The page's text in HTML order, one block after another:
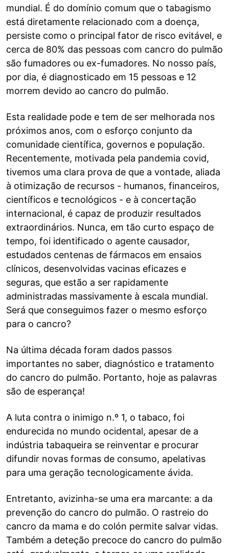
mundial. É do domínio comum que o tabagismo
está diretamente relacionado com a doença,
persiste como o principal fator de risco evitável, e
cerca de 80% das pessoas com cancro do pulmão
são fumadores ou ex-fumadores. No nosso país,
por dia, é diagnosticado em 15 pessoas e 12
morrem devido ao cancro do pulmão.
Esta realidade pode e tem de ser melhorada nos
próximos anos, com o esforço conjunto da
comunidade científica, governos e população.
Recentemente, motivada pela pandemia covid,
tivemos uma clara prova de que a vontade, aliada
à otimização de recursos - humanos, financeiros,
científicos e tecnológicos - e à concertação
internacional, é capaz de produzir resultados
extraordinários. Nunca, em tão curto espaço de
tempo, foi identificado o agente causador,
estudados centenas de fármacos em ensaios
clínicos, desenvolvidas vacinas eficazes e
seguras, que estão a ser rapidamente
administradas massivamente à escala mundial.
Será que conseguimos fazer o mesmo esforço
para o cancro?
Na última década foram dados passos
importantes no saber, diagnóstico e tratamento
do cancro do pulmão. Portanto, hoje as palavras
são de esperança!
A luta contra o inimigo n.º 1, o tabaco, foi
endurecida no mundo ocidental, apesar de a
indústria tabaqueira se reinventar e procurar
difundir novas formas de consumo, apelativas
para uma geração tecnologicamente ávida.
Entretanto, avizinha-se uma era marcante: a da
prevenção do cancro do pulmão. O rastreio do
cancro da mama e do colón permite salvar vidas.
Também a deteção precoce do cancro do pulmão